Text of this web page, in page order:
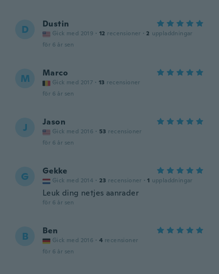
D Dustin
Gick med 2019 · 12 recensioner · 2 uppladdningar
för 6 år sen
M Marco
Gick med 2017 · 13 recensioner
för 6 år sen
J Jason
Gick med 2016 · 53 recensioner
för 6 år sen
G Gekke
Gick med 2014 · 23 recensioner · 1 uppladdningar
Leuk ding netjes aanrader
för 6 år sen
B Ben
Gick med 2016 · 4 recensioner
för 6 år sen